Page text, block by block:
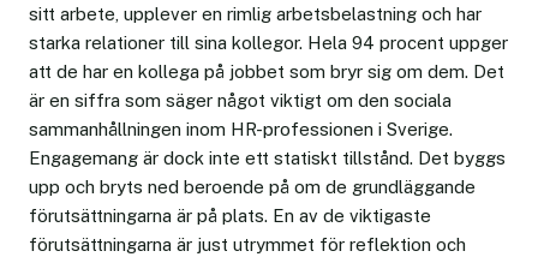
sitt arbete, upplever en rimlig arbetsbelastning och har
starka relationer till sina kollegor. Hela 94 procent uppger
att de har en kollega på jobbet som bryr sig om dem. Det
är en siffra som säger något viktigt om den sociala
sammanhållningen inom HR-professionen i Sverige.
Engagemang är dock inte ett statiskt tillstånd. Det byggs
upp och bryts ned beroende på om de grundläggande
förutsättningarna är på plats. En av de viktigaste
förutsättningarna är just utrymmet för reflektion och